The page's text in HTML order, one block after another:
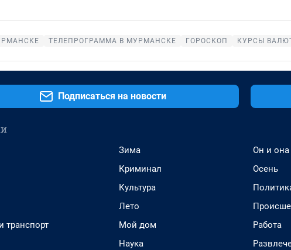
ТЕЛЕПРОГРАММА В МУРМАНСКЕ ГОРОСКОП КУРСЫ
Подписаться на новости
транспорт
Зима
Криминал
Культура
Лето
Мой дом
Наука
Он и она
Осень
Работа